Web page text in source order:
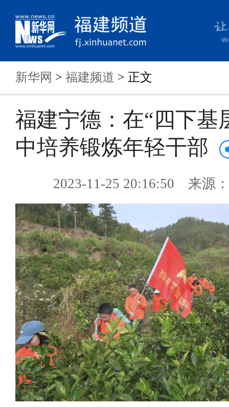
新华网 > 福建频道 > 正文
福建宁德：在“四下基
中培养锻炼年轻干部
2023-11-25 20:16:50 来源